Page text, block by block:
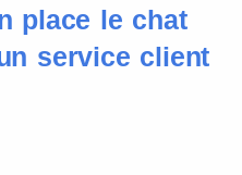
place le chat
service client